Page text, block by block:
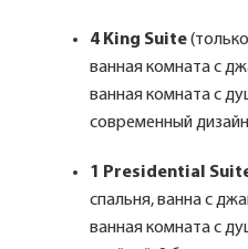
4 King Suite
ванная комната с
ванная комната с
современный
1 Presidential
спальня, ванна с
ванная комната с